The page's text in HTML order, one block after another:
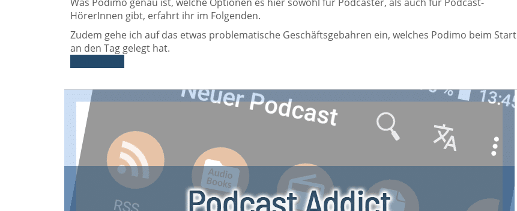
HörerInnen gibt, erfahrt ihr im Folgenden.
Zudem gehe ich auf das etwas problematische Geschäftsgebahren ein, welches Podimo beim Start
an den Tag gelegt hat.